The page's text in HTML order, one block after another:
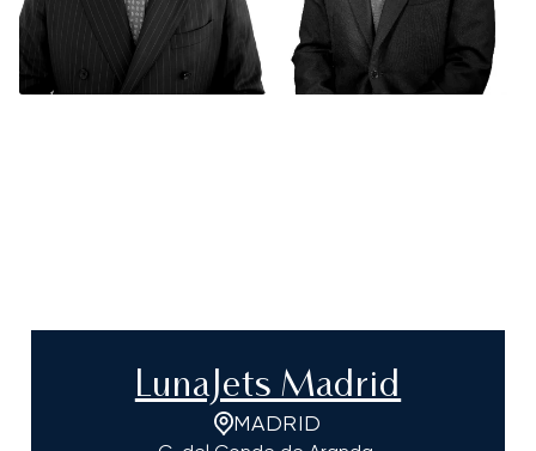
LunaJets Madrid
MADRID